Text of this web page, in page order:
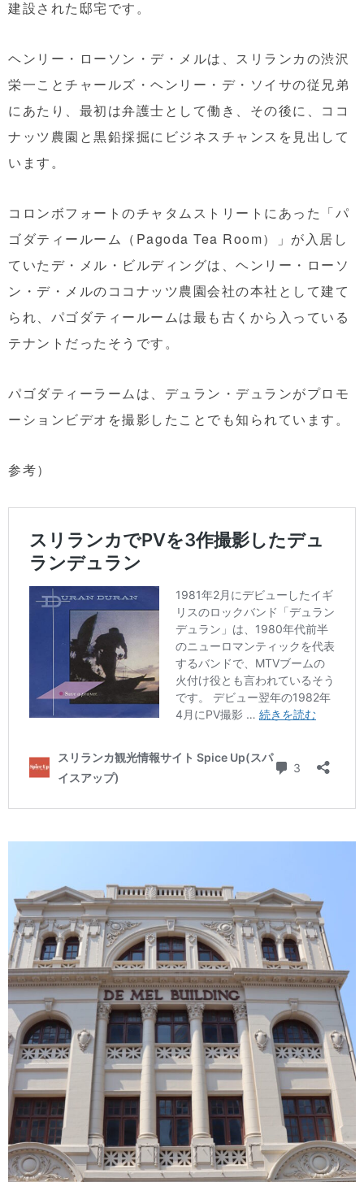
建設された邸宅です。
ヘンリー・ローソン・デ・メルは、スリランカの渋沢
栄一ことチャールズ・ヘンリー・デ・ソイサの従兄弟
にあたり、最初は弁護士として働き、その後に、ココ
ナッツ農園と黒鉛採掘にビジネスチャンスを見出して
います。
コロンボフォートのチャタムストリートにあった「パ
ゴダティールーム（Pagoda Tea Room）」が入居し
ていたデ・メル・ビルディングは、ヘンリー・ローソ
ン・デ・メルのココナッツ農園会社の本社として建て
られ、パゴダティールームは最も古くから入っている
テナントだったそうです。
パゴダティーラームは、デュラン・デュランがプロモ
ーションビデオを撮影したことでも知られています。
参考）